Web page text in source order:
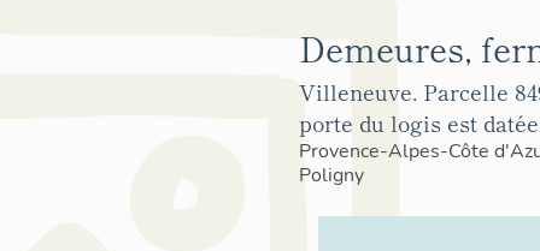
Demeures,
Villeneuve. Parcelle
porte du logis est datée
Provence-Alpes-Côte
Poligny